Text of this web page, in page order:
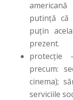
putință că
puțin
prezent.
protecție
precum:
cinema);
serviciile